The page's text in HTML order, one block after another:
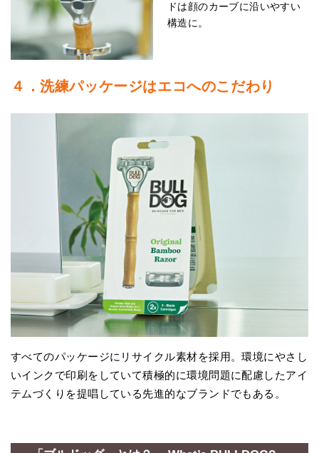
ドは顔のカーブに沿いやすい
構造に。
４．洗練パッケージはエコへのこだわり
すべてのパッケージにリサイクル素材を採用。環境にやさし
いインクで印刷をしていて積極的に環境問題に配慮したアイ
テムづくりを提唱している先進的なブランドでもある。